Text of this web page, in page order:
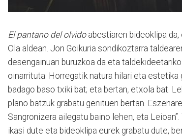
El pantano del olvidoabestiaren bideoklipa
Ola aldean. Jon Goikuria sondikoztarra
desengainuari buruzkoa da eta
oinarrituta. Horregatik natura hilari eta estetika
badago baso txiki bat; eta bertan, etxola bat.
plano batzuk grabatu genituen bertan.
Sangronizera ailegatu baino lehen, eta
ikasi dute eta bideoklipa eurek grabatu dute,